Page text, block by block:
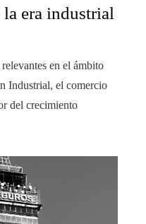
era industrial
en el ámbito
Industrial, el comercio
del crecimiento